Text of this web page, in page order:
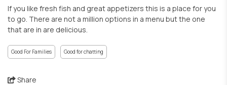
If you like fresh fish and great appetizers this is a place for you
to go. There are not a million options in a menu but the one
that are in are delicious.
Good For Families Good for chatting
Share